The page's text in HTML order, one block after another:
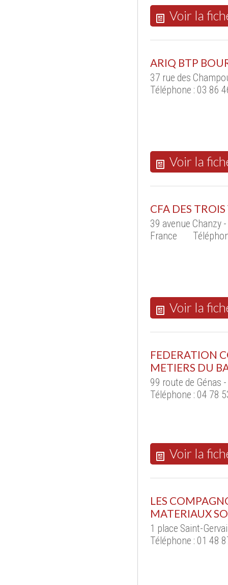
Voir la
ARIQ BTP
37 rue des
Téléphone : 03 86
Voir la
CFA DES TROIS
39 avenue Chanzy
France
Voir la
FEDERATION
METIERS DU
99 route de Génas
Téléphone : 04 78
Voir la
LES
MATERIAUX
1 place Saint-
Téléphone : 01 48